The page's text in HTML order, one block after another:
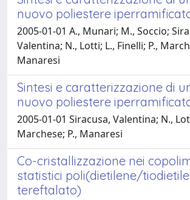
nuovo poliestere
2005-01-01 A., Munari; M., Soccio;
Valentina; N., Lotti; L., Finelli; P.,
Manaresi
Sintesi e caratterizzazione di
nuovo poliestere
2005-01-01 Siracusa, Valentina; N.,
Marchese; P., Manaresi
Co-cristallizzazione nei
statistici poli(dietilene/
tereftalato)